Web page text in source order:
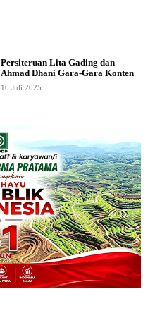
Persiteruan Lita Gading dan
Ahmad Dhani Gara-Gara Konten
10 Juli 2025